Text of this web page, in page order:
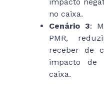
no caixa.
Cenário 3:
PMR,
receber de
impacto de
caixa.